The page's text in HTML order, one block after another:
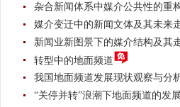
杂合新闻体系中媒介公共性的重
媒介变迁中的新闻文体及其未来
新闻业新图景下的媒介结构及其
转型中的地面频道
我国地面频道发展现状观察与分
“关停并转”浪潮下地面频道的发